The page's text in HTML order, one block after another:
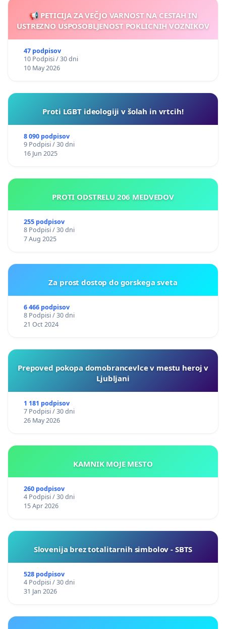
📢 PETICIJA ZA VEČJO VARNOST NA CESTAH IN
USTREZNO USPOSOBLJENOST POKLICNIH VOZNIKOV
47 podpisov
10 Podpisi / 30 dni
10 May 2026
Proti LGBT ideologiji v šolah in vrtcih!
8 090 podpisov
9 Podpisi / 30 dni
16 Jun 2025
PROTI ODSTRELU 206 MEDVEDOV
255 podpisov
8 Podpisi / 30 dni
7 Aug 2025
Za prost dostop do gorskega sveta
6 466 podpisov
8 Podpisi / 30 dni
21 Oct 2024
Prepoved pokopa domobrancevlce v mestu heroj v
Ljubljani
1 181 podpisov
7 Podpisi / 30 dni
26 May 2026
KAMNIK MOJE MESTO
260 podpisov
4 Podpisi / 30 dni
15 Apr 2026
Slovenija brez totalitarnih simbolov - SBTS
528 podpisov
4 Podpisi / 30 dni
31 Jan 2026